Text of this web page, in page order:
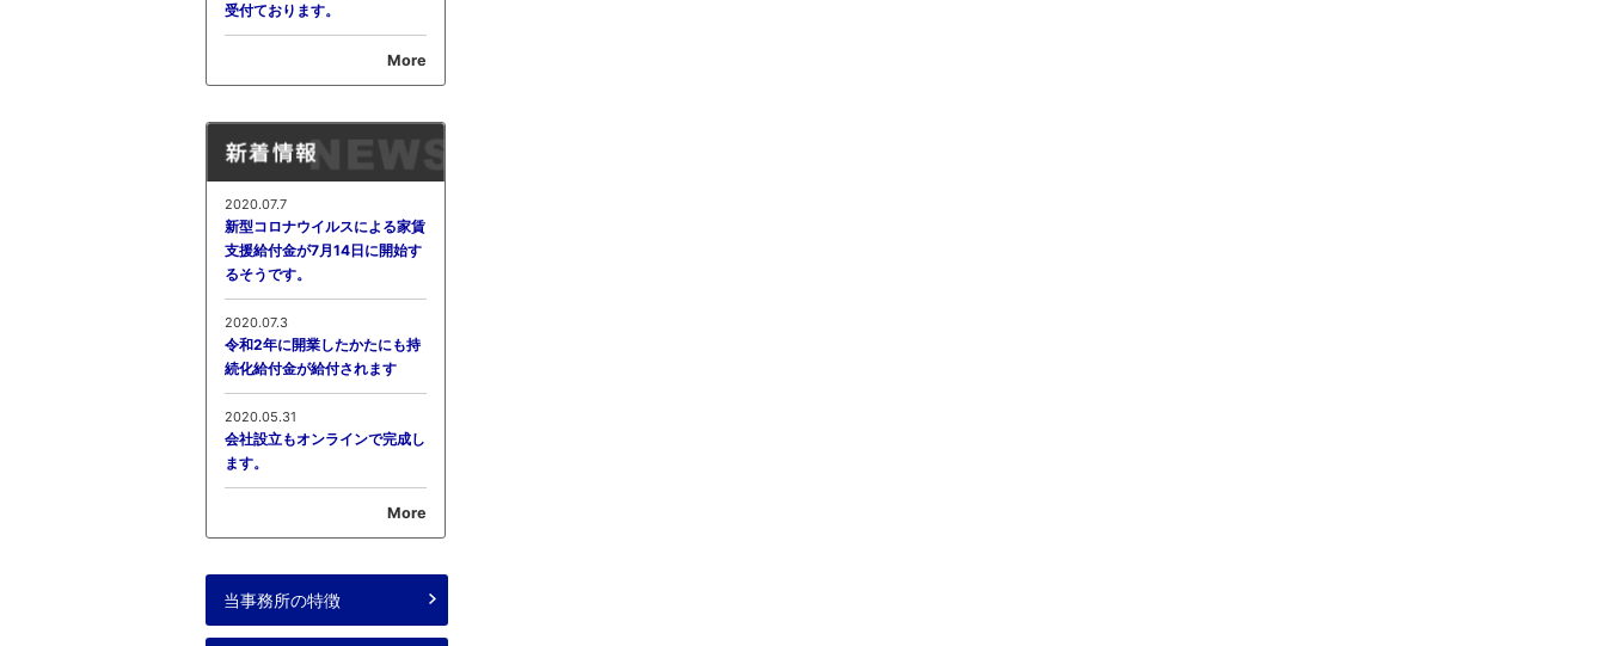
受付ております。
More
2020.07.7
新型コロナウイルスによる家賃
支援給付金が7月14日に開始す
るそうです。
2020.07.3
令和2年に開業したかたにも持
続化給付金が給付されます
2020.05.31
会社設立もオンラインで完成し
ます。
More
当事務所の特徴